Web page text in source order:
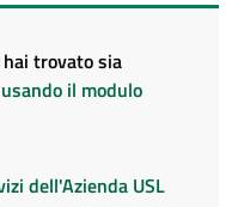
trovato sia
usando il modulo
dell'Azienda USL